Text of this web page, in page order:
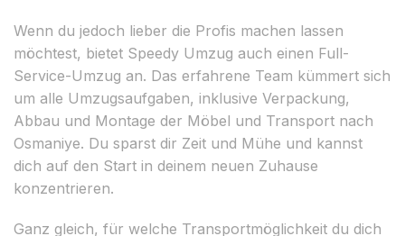
Wenn du jedoch lieber die Profis machen lassen
möchtest, bietet Speedy Umzug auch einen Full-
Service-Umzug an. Das erfahrene Team kümmert sich
um alle Umzugsaufgaben, inklusive Verpackung,
Abbau und Montage der Möbel und Transport nach
Osmaniye. Du sparst dir Zeit und Mühe und kannst
dich auf den Start in deinem neuen Zuhause
konzentrieren.
Ganz gleich, für welche Transportmöglichkeit du dich